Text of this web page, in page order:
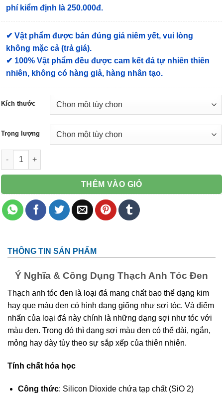
phí kiểm định là 250.000đ.
✔ Vật phẩm được bán đúng giá niêm yết, vui lòng
không mặc cả (trả giá).
✔ 100% Vật phẩm đều được cam kết đá tự nhiên thiên
nhiên, không có hàng giả, hàng nhân tạo.
Kích thước
Trọng lượng
Vòng tay Thạch Anh Tóc Đen #VTD-A25 số lượng
THÊM VÀO GIỎ
THÔNG TIN SẢN PHẨM
Ý Nghĩa & Công Dụng Thạch Anh Tóc Đen
Thạch anh tóc đen là loại đá mang chất bao thể dạng kim
hay que màu đen có hình dạng giống như sợi tóc. Và điểm
nhấn của loại đá này chính là những dạng sợi như tóc với
màu đen. Trong đó thì dạng sợi màu đen có thể dài, ngắn,
mỏng hay dày tùy theo sự sắp xếp của thiên nhiên.
Tính chất hóa học
Công thức: Silicon Dioxide chứa tạp chất (SiO 2)